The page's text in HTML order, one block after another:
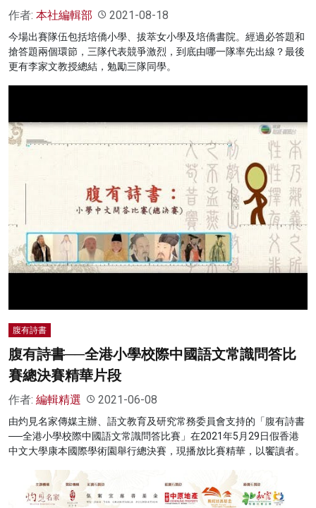
作者: 本社編輯部 2021-08-18
今場出賽隊伍包括培僑小學、拔萃女小學及培僑書院。經過必答題和
搶答題兩個環節，三隊代表競爭激烈，到底由哪一隊率先出線？最後
更有李家文教授總結，勉勵三隊同學。
腹有詩書
腹有詩書──全港小學校際中國語文常識問答比
賽總決賽精華片段
作者: 編輯精選 2021-06-08
由灼見名家傳媒主辦、語文教育及研究常務委員會支持的「腹有詩書
──全港小學校際中國語文常識問答比賽」在2021年5月29日假香港
中文大學康本國際學術園舉行總決賽，現播放比賽精華，以饗讀者。